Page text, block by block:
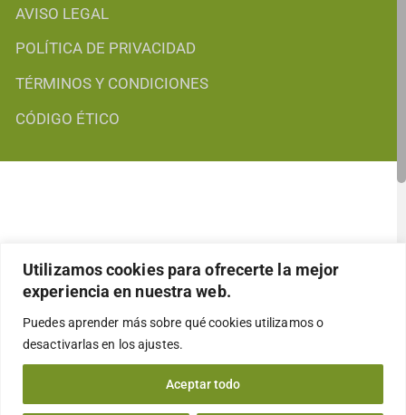
Utilizamos cookies para ofrecerte la mejor
experiencia en nuestra web.
Puedes aprender más sobre qué cookies utilizamos o
desactivarlas en losajustes.
Aceptar todo
AVISO LEGAL
POLÍTICA DE PRIVACIDAD
TÉRMINOS Y CONDICIONES
CÓDIGO ÉTICO